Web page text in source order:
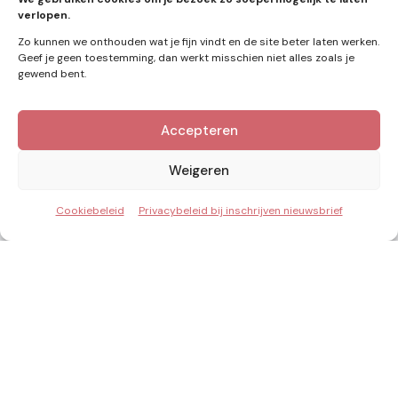
verlopen.
Zo kunnen we onthouden wat je fijn vindt en de site beter laten werken.
Geef je geen toestemming, dan werkt misschien niet alles zoals je
gewend bent.
Accepteren
Weigeren
Cookiebeleid Privacybeleid bij inschrijven nieuwsbrief
Kennis van Energie in je mailbox?
Abonner op nieuwe artikelen.